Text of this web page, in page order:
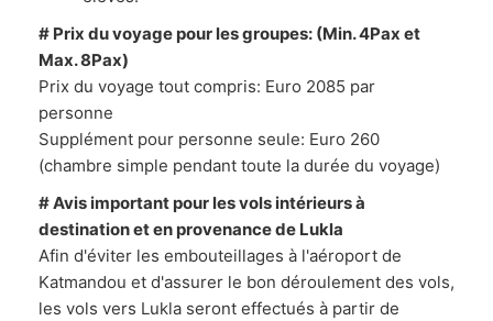
# Prix du voyage pour les groupes: (Min. 4Pax et
Max. 8Pax)
Prix du voyage tout compris: Euro 2085 par
personne
Supplément pour personne seule: Euro 260
(chambre simple pendant toute la durée du voyage)
# Avis important pour les vols intérieurs à
destination et en provenance de Lukla
Afin d'éviter les embouteillages à l'aéroport de
Katmandou et d'assurer le bon déroulement des vols,
les vols vers Lukla seront effectués à partir de